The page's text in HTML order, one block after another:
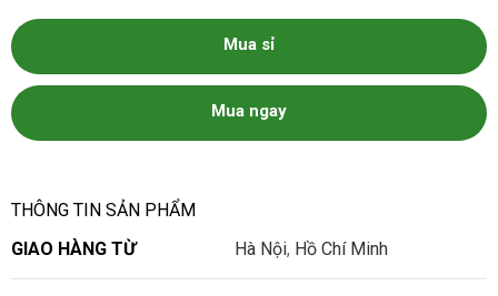
Mua sỉ
Mua ngay
THÔNG TIN SẢN PHẨM
GIAO HÀNG TỪ
Hà Nội, Hồ Chí Minh